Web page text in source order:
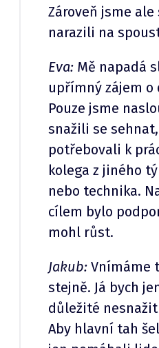
Zároveň jsme
narazili na
Eva: Mě napadá
upřímný zájem o
Pouze jsme
snažili se
potřebovali k
kolega z jiného
nebo technika.
cílem bylo
mohl růst.
Jakub: Vnímáme
stejně. Já bych
důležité
Aby hlavní tah